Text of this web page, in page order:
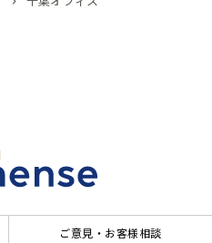
ご意見・お客様相談